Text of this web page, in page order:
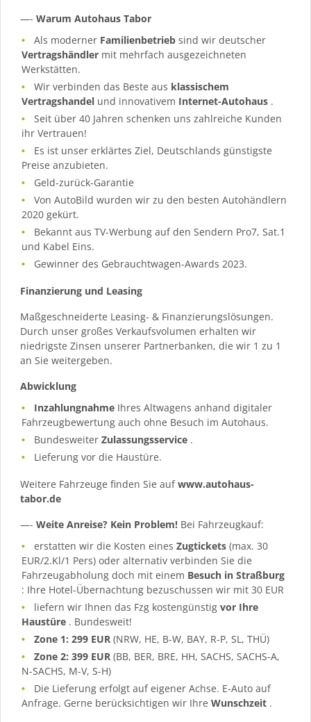
—- Warum Autohaus Tabor
Als moderner Familienbetrieb sind wir deutscher
Vertragshändler mit mehrfach ausgezeichneten
Werkstätten.
Wir verbinden das Beste aus klassischem
Vertragshandel und innovativem Internet-Autohaus .
Seit über 40 Jahren schenken uns zahlreiche Kunden
ihr Vertrauen!
Es ist unser erklärtes Ziel, Deutschlands günstigste
Preise anzubieten.
Geld-zurück-Garantie
Von AutoBild wurden wir zu den besten Autohändlern
2020 gekürt.
Bekannt aus TV-Werbung auf den Sendern Pro7, Sat.1
und Kabel Eins.
Gewinner des Gebrauchtwagen-Awards 2023.
Finanzierung und Leasing
Maßgeschneiderte Leasing- & Finanzierungslösungen.
Durch unser großes Verkaufsvolumen erhalten wir
niedrigste Zinsen unserer Partnerbanken, die wir 1 zu 1
an Sie weitergeben.
Abwicklung
Inzahlungnahme Ihres Altwagens anhand digitaler
Fahrzeugbewertung auch ohne Besuch im Autohaus.
BundesweiterZulassungsservice .
Lieferung vor die Haustüre.
Weitere Fahrzeuge finden Sie aufwww.autohaus-
tabor.de
—- Weite Anreise? Kein Problem! Bei Fahrzeugkauf:
erstatten wir die Kosten einesZugtickets(max. 30
EUR/2.Kl/1 Pers) oder alternativ verbinden Sie die
Fahrzeugabholung doch mit einem Besuch in Straßburg
: Ihre Hotel-Übernachtung bezuschussen wir mit 30 EUR
liefern wir Ihnen das Fzg kostengünstigvor Ihre
Haustüre . Bundesweit!
Zone 1: 299 EUR (NRW, HE, B-W, BAY, R-P, SL, THÜ)
Zone 2: 399 EUR (BB, BER, BRE, HH, SACHS, SACHS-A,
N-SACHS, M-V, S-H)
Die Lieferung erfolgt auf eigener Achse. E-Auto auf
Anfrage. Gerne berücksichtigen wir Ihre Wunschzeit .